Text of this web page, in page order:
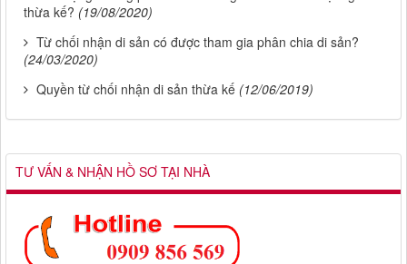
thừa kế? (19/08/2020)
Từ chối nhận di sản có được tham gia phân chia di sản?
(24/03/2020)
Quyền từ chối nhận di sản thừa kế (12/06/2019)
TƯ VẤN & NHẬN HỒ SƠ TẠI NHÀ